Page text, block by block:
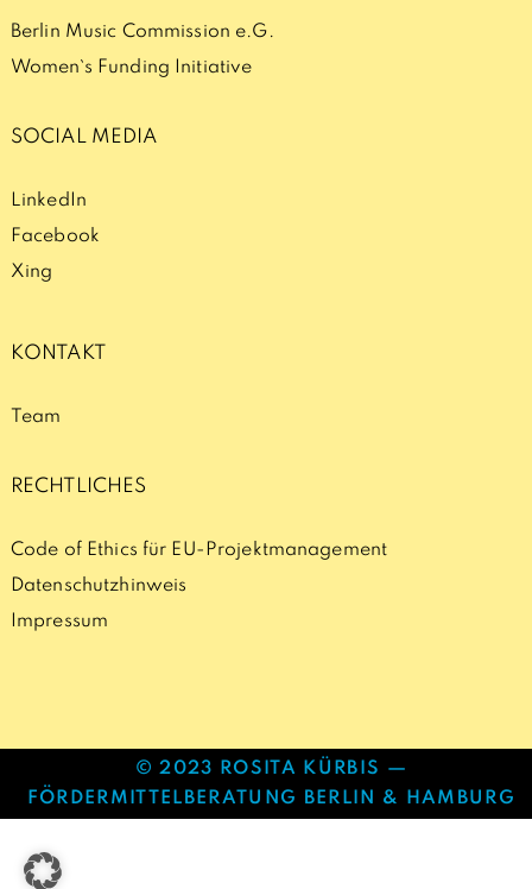
Berlin Music Commission e.G.
Women`s Funding Initiative
SOCIAL MEDIA
LinkedIn
Facebook
Xing
KONTAKT
Team
RECHTLICHES
Code of Ethics für EU-Projektmanagement
Datenschutzhinweis
Impressum
© 2023 ROSITA KÜRBIS —
FÖRDERMITTELBERATUNG BERLIN & HAMBURG